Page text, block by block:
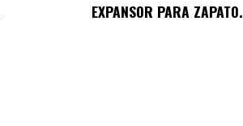
EXPANSOR PARA ZAPATO.